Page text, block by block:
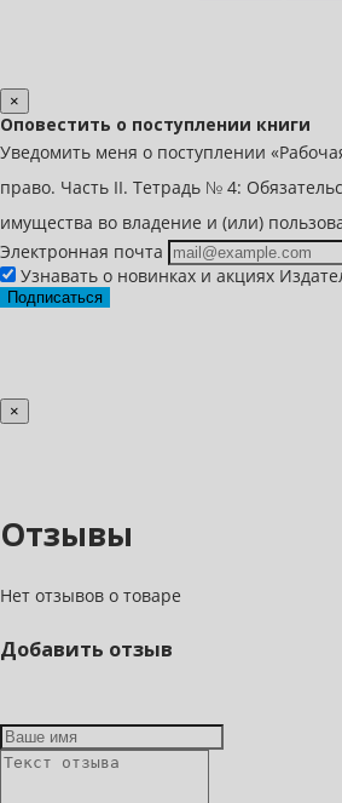
×
Оповестить о поступлении книги
Уведомить меня о поступлении
право. Часть II. Тетрадь № 4:
имущества во владение и (или)
Электронная почта
Узнавать о новинках и акциях
Подписаться
×
Отзывы
Нет отзывов о товаре
Добавить отзыв